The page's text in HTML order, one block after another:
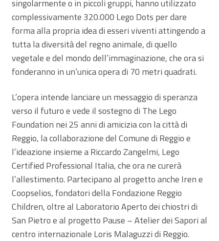
singolarmente o in piccoli gruppi, hanno utilizzato
complessivamente 320.000 Lego Dots per dare
forma alla propria idea di esseri viventi attingendo a
tutta la diversità del regno animale, di quello
vegetale e del mondo dell’immaginazione, che ora si
fonderanno in un’unica opera di 70 metri quadrati.
L’opera intende lanciare un messaggio di speranza
verso il futuro e vede il sostegno di The Lego
Foundation nei 25 anni di amicizia con la città di
Reggio, la collaborazione del Comune di Reggio e
l’ideazione insieme a Riccardo Zangelmi, Lego
Certified Professional Italia, che ora ne curerà
l’allestimento. Partecipano al progetto anche Iren e
Coopselios, fondatori della Fondazione Reggio
Children, oltre al Laboratorio Aperto dei chiostri di
San Pietro e al progetto Pause – Atelier dei Sapori al
centro internazionale Loris Malaguzzi di Reggio.